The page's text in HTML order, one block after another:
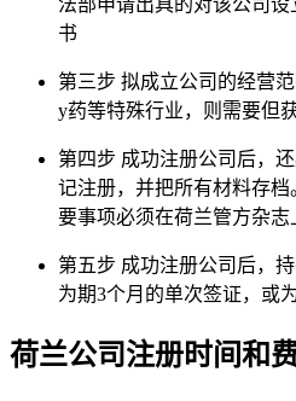
法部申请出具的对该公司
书
第三步 拟成立公司的经营
y药等特殊行业，则需要但
第四步 成功注册公司后，
记注册，并把所有材料存
要事项必须在荷兰管方杂志
第五步 成功注册公司后，
为期3个月的单次签证，或
荷兰公司注册时间和